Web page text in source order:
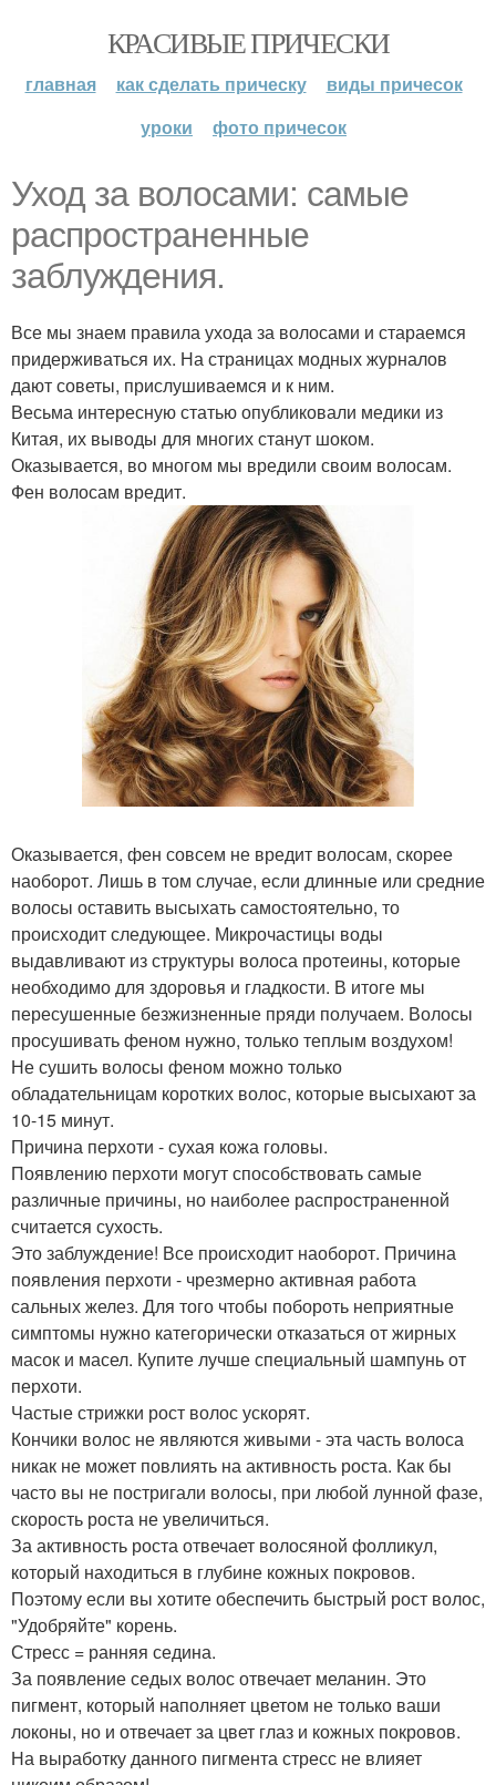
КРАСИВЫЕ ПРИЧЕСКИ
главная как сделать прическу
виды причесок
уроки
фото причесок
Уход за волосами: самые
распространенные
заблуждения.
Все мы знаем правила ухода за волосами и стараемся
придерживаться их. На страницах модных журналов
дают советы, прислушиваемся и к ним.
Весьма интересную статью опубликовали медики из
Китая, их выводы для многих станут шоком.
Оказывается, во многом мы вредили своим волосам.
Фен волосам вредит.
Оказывается, фен совсем не вредит волосам, скорее
наоборот. Лишь в том случае, если длинные или средние
волосы оставить высыхать самостоятельно, то
происходит следующее. Микрочастицы воды
выдавливают из структуры волоса протеины, которые
необходимо для здоровья и гладкости. В итоге мы
пересушенные безжизненные пряди получаем. Волосы
просушивать феном нужно, только теплым воздухом!
Не сушить волосы феном можно только
обладательницам коротких волос, которые высыхают за
10-15 минут.
Причина перхоти - сухая кожа головы.
Появлению перхоти могут способствовать самые
различные причины, но наиболее распространенной
считается сухость.
Это заблуждение! Все происходит наоборот. Причина
появления перхоти - чрезмерно активная работа
сальных желез. Для того чтобы побороть неприятные
симптомы нужно категорически отказаться от жирных
масок и масел. Купите лучше специальный шампунь от
перхоти.
Частые стрижки рост волос ускорят.
Кончики волос не являются живыми - эта часть волоса
никак не может повлиять на активность роста. Как бы
часто вы не постригали волосы, при любой лунной фазе,
скорость роста не увеличиться.
За активность роста отвечает волосяной фолликул,
который находиться в глубине кожных покровов.
Поэтому если вы хотите обеспечить быстрый рост волос,
"Удобряйте" корень.
Стресс = ранняя седина.
За появление седых волос отвечает меланин. Это
пигмент, который наполняет цветом не только ваши
локоны, но и отвечает за цвет глаз и кожных покровов.
На выработку данного пигмента стресс не влияет